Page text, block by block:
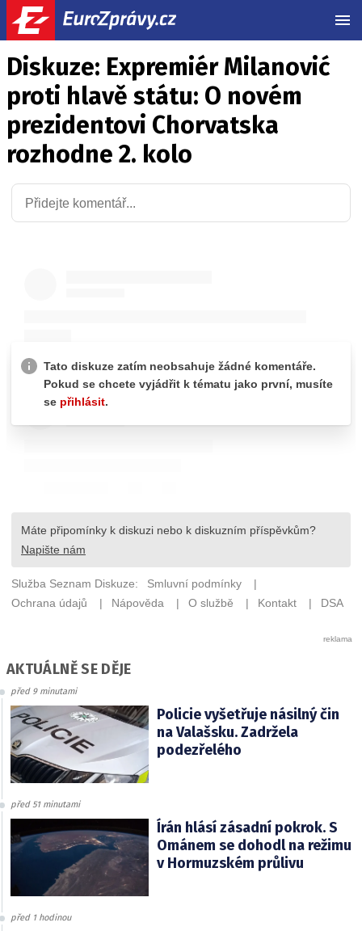
Diskuze: Expremiér Milanović
proti hlavě státu: O novém
prezidentovi Chorvatska
rozhodne 2. kolo
AKTUÁLNĚ SE DĚJE
před 9 minutami
Policie vyšetřuje násilný čin
na Valašsku. Zadržela
podezřelého
před 51 minutami
Írán hlásí zásadní pokrok. S
Ománem se dohodl na režimu
v Hormuzském průlivu
před 1 hodinou